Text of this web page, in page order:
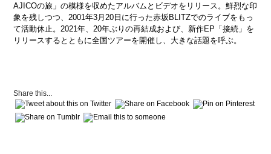
AJICOの旅」の模様を収めたアルバムとビデオをリリース。鮮烈な印
象を残しつつ、2001年3月20日に行った赤坂BLITZでのライブをもっ
て活動休止。2021年、20年ぶりの再結成および、新作EP「接続」を
リリースするとともに全国ツアーを開催し、大きな話題を呼ぶ。
Share this...